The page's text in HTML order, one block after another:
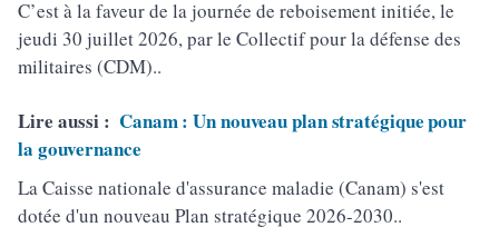
C’est à la faveur de la journée de reboisement initiée, le
jeudi 30 juillet 2026, par le Collectif pour la défense des
militaires (CDM)..
Lire aussi : Canam : Un nouveau plan stratégique pour
la gouvernance
La Caisse nationale d'assurance maladie (Canam) s'est
dotée d'un nouveau Plan stratégique 2026-2030..